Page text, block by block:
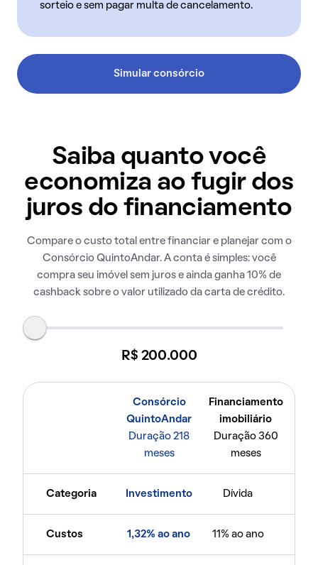
sorteio e sem pagar multa de cancelamento.
Simular consórcio
Saiba quanto você
economiza ao fugir dos
juros do financiamento
Compare o custo total entre financiar e planejar com o
Consórcio QuintoAndar. A conta é simples: você
compra seu imóvel sem juros e ainda ganha 10% de
cashback sobre o valor utilizado da carta de crédito.
R$ 200.000
Consórcio
QuintoAndar
Duração 218
meses
Financiamento
imobiliário
Duração 360
meses
Categoria Investimento Dívida
Custos 1,32% ao ano 11% ao ano